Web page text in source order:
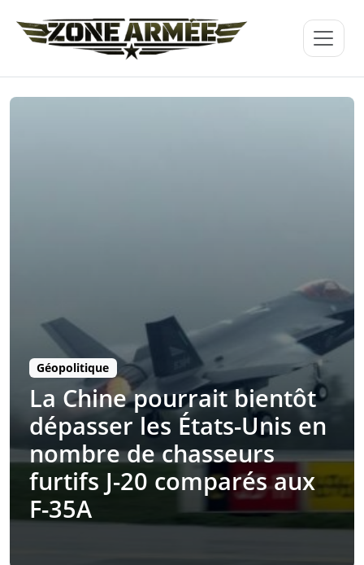
Géopolitique
La Chine pourrait bientôt
dépasser les États-Unis en
nombre de chasseurs
furtifs J-20 comparés aux
F-35A